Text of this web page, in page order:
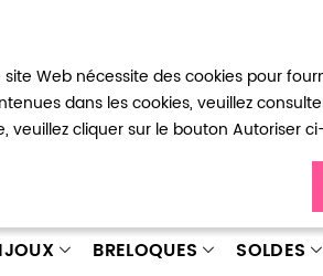
site Web nécessite des cookies pour
dans les cookies, veuillez
veuillez cliquer sur le bouton Autoriser
Mon compte Ma
BRELOQUES SOLDES